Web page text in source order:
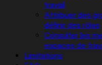
travail
Attribuer des
définir des rôles
Consulter les
espaces de
Limitations